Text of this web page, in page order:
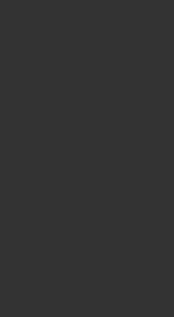
toepassingen. Bij Selectra Hengelo